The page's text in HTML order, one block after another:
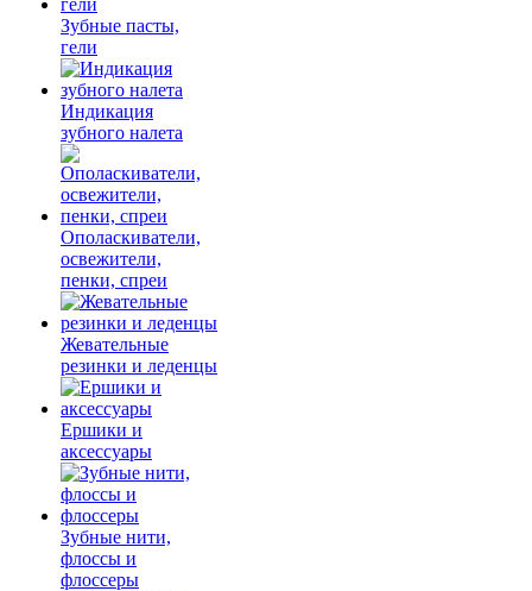
Зубные пасты,
гели
Индикация
зубного налета
Ополаскиватели,
освежители,
пенки, спреи
Жевательные
резинки и леденцы
Ершики и
аксессуары
Зубные нити,
флоссы и
флоссеры